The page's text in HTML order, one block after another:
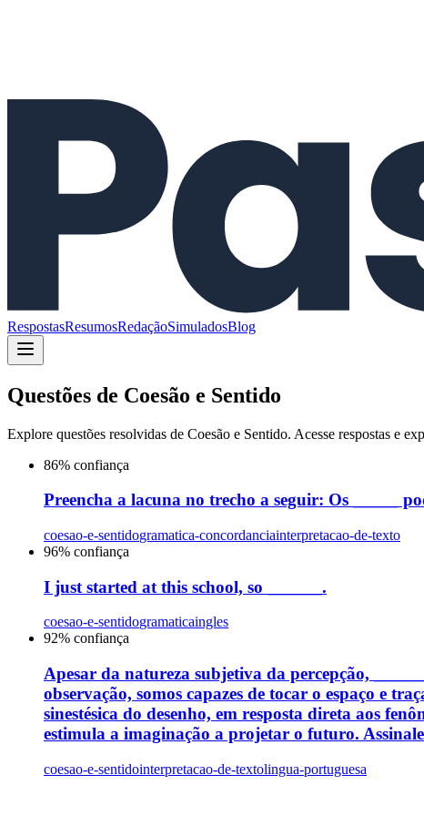
RespostasResumosRedaçãoSimuladosBlog
Questões de Coesão e Sentido
Explore questões resolvidas de Coesão e Sentido. Acesse respostas e
86% confiança
Preencha a lacuna no trecho a seguir: Os _____
coesao-e-sentidogramatica-concordanciainterpretacao-de-texto
96% confiança
I just started at this school, so ______.
coesao-e-sentidogramaticaingles
92% confiança
Apesar da natureza subjetiva da percepção,
observação, somos capazes de tocar o espaço e
sinestésica do desenho, em resposta direta aos
estimula a imaginação a projetar o futuro.
coesao-e-sentidointerpretacao-de-textolingua-portuguesa